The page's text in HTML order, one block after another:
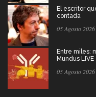
El escritor
contada
05 Agosto 2026
Entre miles:
Mundus LIVE
05 Agosto 2026